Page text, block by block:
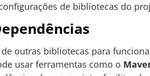
de bibliotecas do
outras bibliotecas para
usar ferramentas como o